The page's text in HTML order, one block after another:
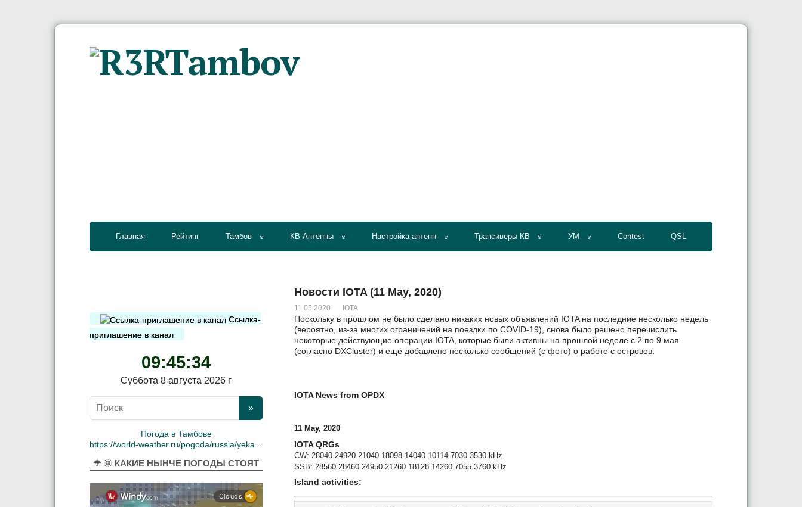
Главная Рейтинг Тамбов КВ Антенны Настройка антенн Трансиверы КВ УМ Contest QSL
Новости IOTA (11 May, 2020)
11.05.2020 IOTA
Поскольку в прошлом не было сделано никаких новых объявлений IOTA на последние несколько недель
(вероятно, из-за многих ограничений на поездки по COVID-19), снова было решено перечислить
некоторые действующие операции IOTA, которые были активны на прошлой неделе с 2 по 9 мая
(согласно DXCluster) и ещё добавлено несколько сообщений (с фото) о работе с островов.
IOTA News from OPDX
11 May, 2020
IOTA QRGs
CW: 28040 24920 21040 18098 14040 10114 7030 3530 kHz
SSB: 28560 28460 24950 21260 18128 14260 7055 3760 kHz
Island activities:
Ссылка-
приглашение в канал
09:45:35
Суббота 8 августа 2026 г
Погода в Тамбове
https://world-weather.ru/pogoda/russia/yekaterinburg/
☂ 🌞 КАКИЕ НЫНЧЕ ПОГОДЫ СТОЯТ